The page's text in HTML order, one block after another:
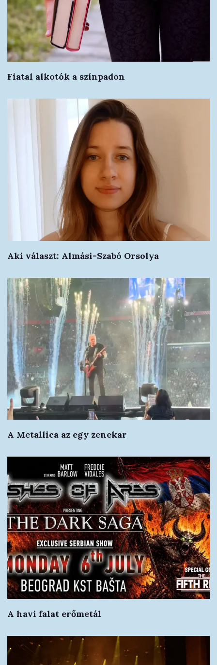
Fiatal alkotók a színpadon
Aki választ: Almási-Szabó Orsolya
A Metallica az egy zenekar
A havi falat erőmetál